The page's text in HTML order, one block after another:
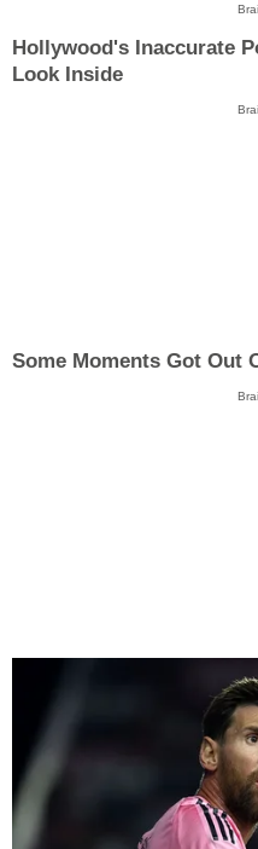
Hollywood's Inaccurate
Look Inside
Some Moments Got Out